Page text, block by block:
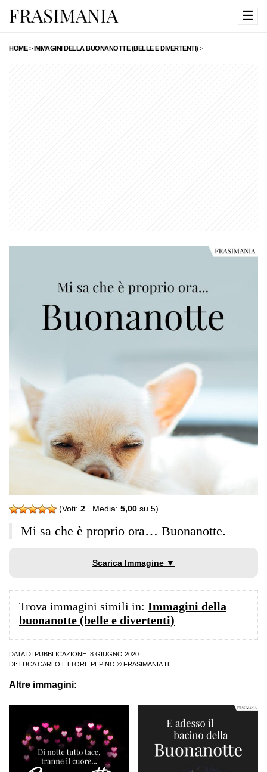
☰
HOME>IMMAGINI DELLA BUONANOTTE (BELLE E DIVERTENTI) >
(Voti: 2 . Media: 5,00 su 5)
Mi sa che è proprio ora… Buonanotte.
Scarica Immagine ▼
Trova immagini simili in: Immagini della
buonanotte (belle e divertenti)
DATA DI PUBBLICAZIONE: 8 GIUGNO 2020
DI:
LUCA CARLO ETTORE PEPINO © FRASIMANIA.IT
Altre immagini: